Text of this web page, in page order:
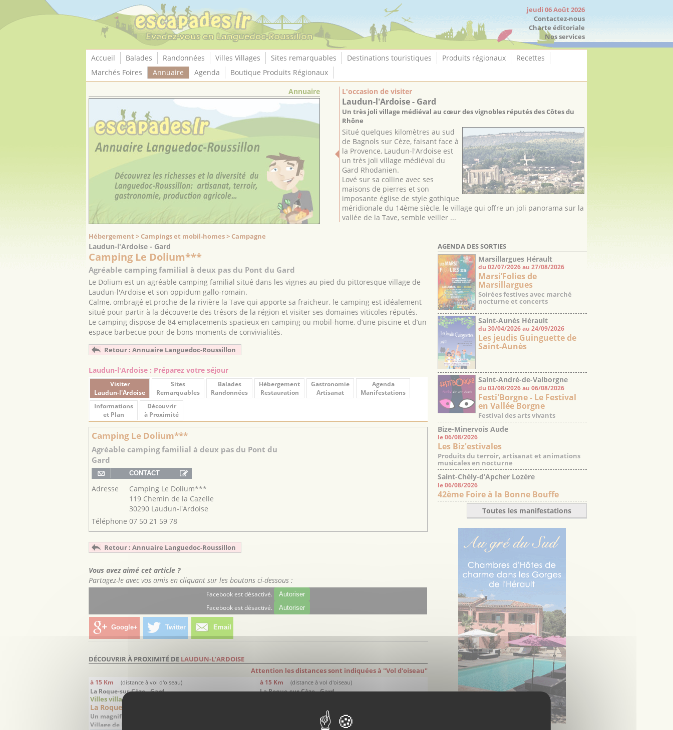
jeudi 06 Août 2026
Contactez-nous
Charte éditoriale
Nos services
Accueil Balades Randonnées Villes Villages Sites remarquables Destinations touristiques Produits régionaux
Recettes
Marchés Foires
Annuaire Agenda
Boutique Produits Régionaux
Annuaire
L'occasion de visiter
Laudun-l'Ardoise - Gard
Un très joli village médiéval au cœur des vignobles réputés des Côtes du
Rhône
Situé quelques kilomètres au sud
de Bagnols sur Cèze, faisant face à
la Provence, Laudun-l'Ardoise est
un très joli village médiéval du
Gard Rhodanien.
Lové sur sa colline avec ses
maisons de pierres et son
imposante église de style gothique
méridionale du 14ème siècle, le village qui offre un joli panorama sur la
vallée de la Tave, semble veiller ...
Hébergement > Campings et mobil-homes > Campagne
Laudun-l'Ardoise - Gard
Camping Le Dolium***
Agréable camping familial à deux pas du Pont du Gard
Le Dolium est un agréable camping familial situé dans les vignes au pied du pittoresque village de
Laudun-l'Ardoise et son oppidum gallo-romain.
Calme, ombragé et proche de la rivière la Tave qui apporte sa fraicheur, le camping est idéalement
situé pour partir à la découverte des trésors de la région et visiter ses domaines viticoles réputés.
Le camping dispose de 84 emplacements spacieux en camping ou mobil-home, d’une piscine et d’un
espace barbecue pour de bons moments de convivialités.
Retour : Annuaire Languedoc-Roussillon
Laudun-l'Ardoise : Préparez votre séjour
Visiter
Laudun-l'Ardoise
Sites
Remarquables
Balades
Randonnées
Hébergement
Restauration
Gastronomie
Artisanat
Agenda
Manifestations
Informations
et Plan
Découvrir
à Proximité
Camping Le Dolium***
Agréable camping familial à deux pas du Pont du
Gard
Adresse
Camping Le Dolium***
119 Chemin de la Cazelle
30290 Laudun-l'Ardoise
Téléphone 07 50 21 59 78
Retour : Annuaire Languedoc-Roussillon
Vous avez aimé cet article ?
Partagez-le avec vos amis en cliquant sur les boutons ci-dessous :
Facebook est désactivé. Autoriser
Facebook est désactivé. Autoriser
Google+ Twitter Email
DÉCOUVRIR À PROXIMITÉ DE LAUDUN-L'ARDOISE
Attention les distances sont indiquées à "Vol d'oiseau"
à 15 Km (distance à vol d'oiseau)
La Roque-sur-Cèze - Gard
Villes villages
La Roque-sur-Cèze
Un magnifique village médiéval, Classé Plus Beau
Village de France
à 15 Km (distance à vol d'oiseau)
La Roque-sur-Cèze - Gard
Un des sites naturels incontournables de la région
AGENDA DES SORTIES
Marsillargues Hérault
du 02/07/2026 au 27/08/2026
Marsi’Folies de
Marsillargues
Soirées festives avec marché
nocturne et concerts
Saint-Aunès Hérault
du 30/04/2026 au 24/09/2026
Les jeudis Guinguette de
Saint-Aunès
Saint-André-de-Valborgne
Gard
du 03/08/2026 au 06/08/2026
Festi'Borgne - Le Festival
en Vallée Borgne
Festival des arts vivants
Bize-Minervois Aude
le 06/08/2026
Les Biz'estivales
Produits du terroir, artisanat et animations
musicales en nocturne
Saint-Chély-d’Apcher Lozère
le 06/08/2026
42ème Foire à la Bonne Bouffe
Toutes les manifestations
Panneau de gestion des cookies